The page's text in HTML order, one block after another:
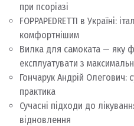
при псоріазі
FOPPAPEDRETTI в Україні:
комфортнішим
Вилка для самоката — яку
експлуатувати з
Гончарук Андрій Олегович:
практика
Сучасні підходи до
відновлення